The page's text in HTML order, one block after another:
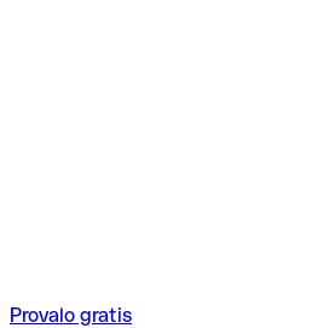
Provalo gratis